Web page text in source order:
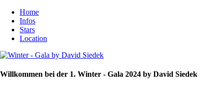
Home
Infos
Stars
Location
Willkommen bei der 1. Winter - Gala 2024 by David Siedek